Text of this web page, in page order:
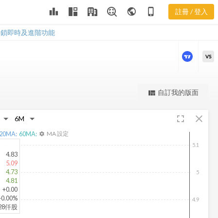
leaderboard public phone_iphone 註冊 / 登入
即時及進階功能
勢
更強大的進階價量圖表
VS
view_quilt 自訂我的版面
fullscreen close
4.9
5
5.1
4.83
5.09
4.73
4.81
+0.00
仟股
MA: 60MA: settings MA 設定